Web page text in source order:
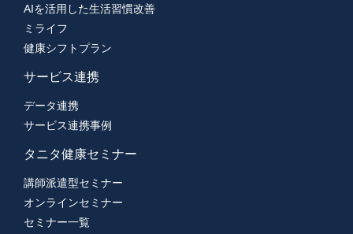
AIを活用した生活習慣改善
ミライフ
健康シフトプラン
サービス連携
データ連携
サービス連携事例
タニタ健康セミナー
講師派遣型セミナー
オンラインセミナー
セミナー一覧